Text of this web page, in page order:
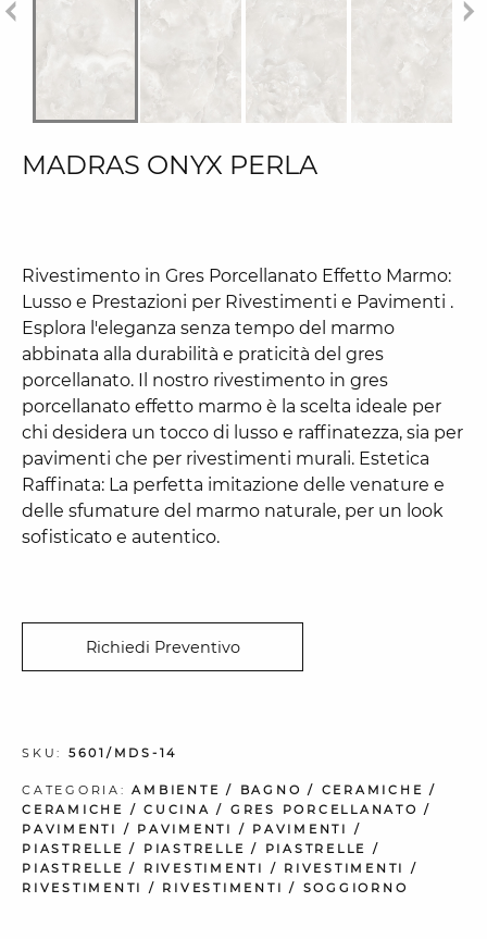
MADRAS ONYX PERLA
Rivestimento in Gres Porcellanato Effetto Marmo:
Lusso e Prestazioni per Rivestimenti e Pavimenti .
Esplora l'eleganza senza tempo del marmo
abbinata alla durabilità e praticità del gres
porcellanato. Il nostro rivestimento in gres
porcellanato effetto marmo è la scelta ideale per
chi desidera un tocco di lusso e raffinatezza, sia per
pavimenti che per rivestimenti murali. Estetica
Raffinata: La perfetta imitazione delle venature e
delle sfumature del marmo naturale, per un look
sofisticato e autentico.
Richiedi Preventivo
SKU: 5601/MDS-14
CATEGORIA:AMBIENTE / BAGNO / CERAMICHE /
CERAMICHE / CUCINA / GRES PORCELLANATO /
PAVIMENTI
/ PAVIMENTI / PAVIMENTI
/
PIASTRELLE / PIASTRELLE / PIASTRELLE /
PIASTRELLE / RIVESTIMENTI / RIVESTIMENTI
/
RIVESTIMENTI
/ RIVESTIMENTI / SOGGIORNO